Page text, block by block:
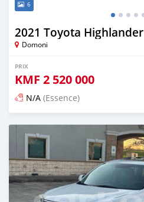
6
2021 Toyota Highlander
Domoni
PRIX
KMF 2 520 000
N/A (Essence)
Publié il y a 3 mois